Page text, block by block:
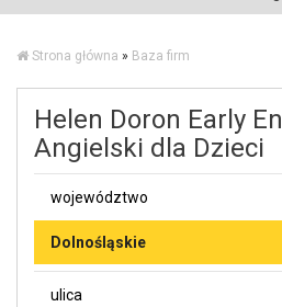
Strona główna » Baza firm
Helen Doron Early
Angielski dla Dzieci
województwo
Dolnośląskie
ulica